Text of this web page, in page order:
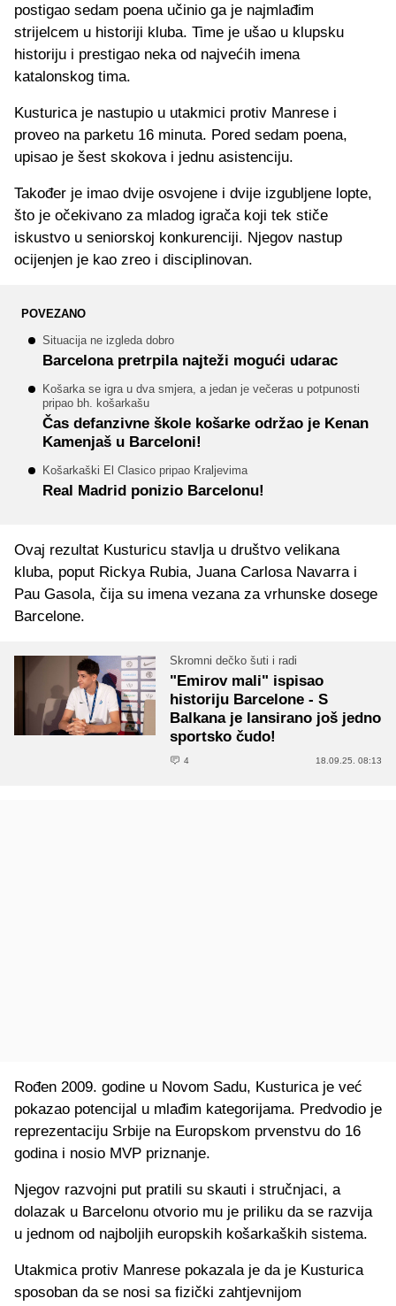
postigao sedam poena učinio ga je najmlađim
strijelcem u historiji kluba. Time je ušao u klupsku
historiju i prestigao neka od najvećih imena
katalonskog tima.
Kusturica je nastupio u utakmici protiv Manrese i
proveo na parketu 16 minuta. Pored sedam poena,
upisao je šest skokova i jednu asistenciju.
Također je imao dvije osvojene i dvije izgubljene lopte,
što je očekivano za mladog igrača koji tek stiče
iskustvo u seniorskoj konkurenciji. Njegov nastup
ocijenjen je kao zreo i disciplinovan.
POVEZANO
Situacija ne izgleda dobro
Barcelona pretrpila najteži mogući udarac
Košarka se igra u dva smjera, a jedan je večeras u potpunosti
pripao bh. košarkašu
Čas defanzivne škole košarke održao je Kenan
Kamenjaš u Barceloni!
Košarkaški El Clasico pripao Kraljevima
Real Madrid ponizio Barcelonu!
Ovaj rezultat Kusturicu stavlja u društvo velikana
kluba, poput Rickya Rubia, Juana Carlosa Navarra i
Pau Gasola, čija su imena vezana za vrhunske dosege
Barcelone.
Skromni dečko šuti i radi
"Emirov mali" ispisao
historiju Barcelone - S
Balkana je lansirano još jedno
sportsko čudo!
4 18.09.25. 08:13
Rođen 2009. godine u Novom Sadu, Kusturica je već
pokazao potencijal u mlađim kategorijama. Predvodio je
reprezentaciju Srbije na Europskom prvenstvu do 16
godina i nosio MVP priznanje.
Njegov razvojni put pratili su skauti i stručnjaci, a
dolazak u Barcelonu otvorio mu je priliku da se razvija
u jednom od najboljih europskih košarkaških sistema.
Utakmica protiv Manrese pokazala je da je Kusturica
sposoban da se nosi sa fizički zahtjevnijom